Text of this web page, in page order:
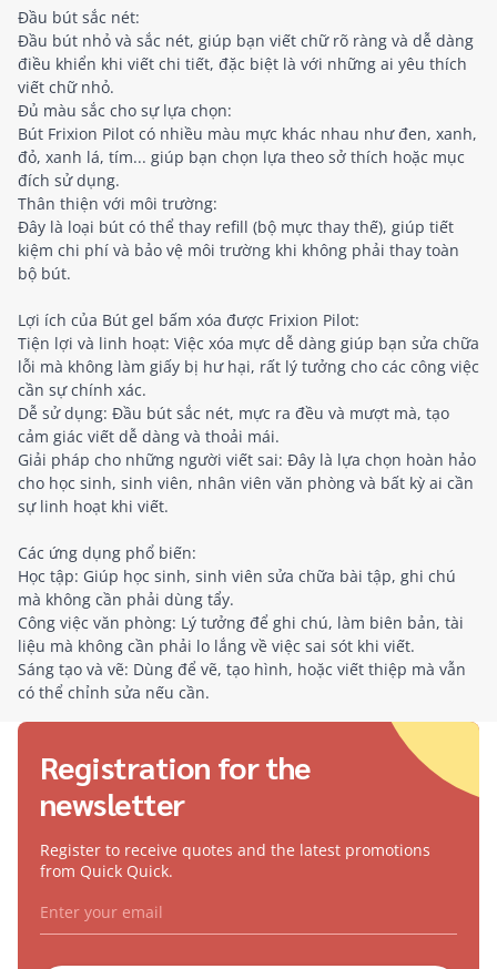
Đầu bút sắc nét:
Đầu bút nhỏ và sắc nét, giúp bạn viết chữ rõ ràng và dễ dàng
điều khiển khi viết chi tiết, đặc biệt là với những ai yêu thích
viết chữ nhỏ.
Đủ màu sắc cho sự lựa chọn:
Bút Frixion Pilot có nhiều màu mực khác nhau như đen, xanh,
đỏ, xanh lá, tím... giúp bạn chọn lựa theo sở thích hoặc mục
đích sử dụng.
Thân thiện với môi trường:
Đây là loại bút có thể thay refill (bộ mực thay thế), giúp tiết
kiệm chi phí và bảo vệ môi trường khi không phải thay toàn
bộ bút.
Lợi ích của Bút gel bấm xóa được Frixion Pilot:
Tiện lợi và linh hoạt: Việc xóa mực dễ dàng giúp bạn sửa chữa
lỗi mà không làm giấy bị hư hại, rất lý tưởng cho các công việc
cần sự chính xác.
Dễ sử dụng: Đầu bút sắc nét, mực ra đều và mượt mà, tạo
cảm giác viết dễ dàng và thoải mái.
Giải pháp cho những người viết sai: Đây là lựa chọn hoàn hảo
cho học sinh, sinh viên, nhân viên văn phòng và bất kỳ ai cần
sự linh hoạt khi viết.
Các ứng dụng phổ biến:
Học tập: Giúp học sinh, sinh viên sửa chữa bài tập, ghi chú
mà không cần phải dùng tẩy.
Công việc văn phòng: Lý tưởng để ghi chú, làm biên bản, tài
liệu mà không cần phải lo lắng về việc sai sót khi viết.
Sáng tạo và vẽ: Dùng để vẽ, tạo hình, hoặc viết thiệp mà vẫn
có thể chỉnh sửa nếu cần.
Registration for the
newsletter
Register to receive quotes and the latest promotions
from Quick Quick.